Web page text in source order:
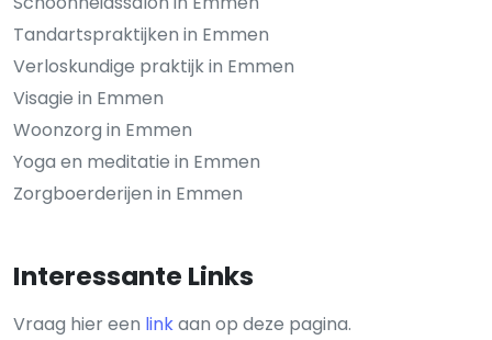
Tandartspraktijken in Emmen
Verloskundige praktijk in Emmen
Visagie in Emmen
Woonzorg in Emmen
Yoga en meditatie in Emmen
Zorgboerderijen in Emmen
Interessante Links
Vraag hier een linkaan op deze pagina.